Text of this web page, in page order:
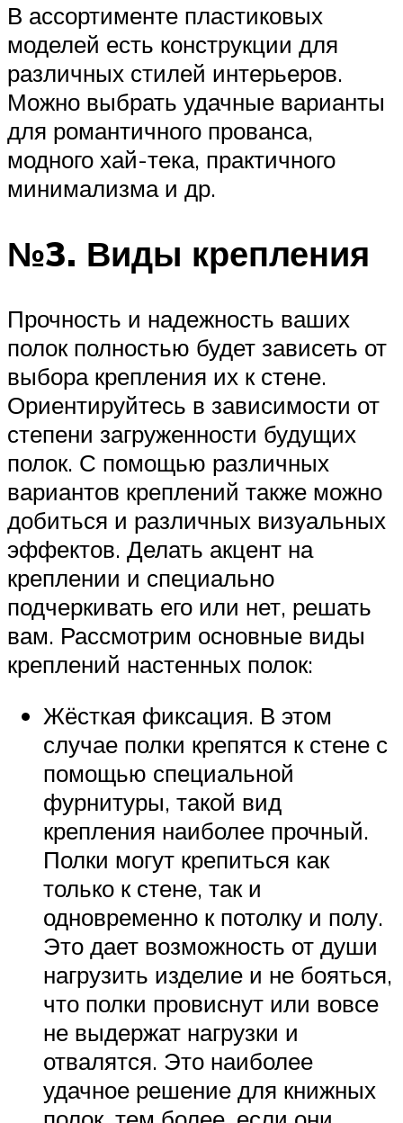
В ассортименте пластиковых
моделей есть конструкции для
различных стилей интерьеров.
Можно выбрать удачные варианты
для романтичного прованса,
модного хай-тека, практичного
минимализма и др.
№3. Виды крепления
Прочность и надежность ваших
полок полностью будет зависеть от
выбора крепления их к стене.
Ориентируйтесь в зависимости от
степени загруженности будущих
полок. С помощью различных
вариантов креплений также можно
добиться и различных визуальных
эффектов. Делать акцент на
креплении и специально
подчеркивать его или нет, решать
вам. Рассмотрим основные виды
креплений настенных полок:
Жёсткая фиксация. В этом
случае полки крепятся к стене с
помощью специальной
фурнитуры, такой вид
крепления наиболее прочный.
Полки могут крепиться как
только к стене, так и
одновременно к потолку и полу.
Это дает возможность от души
нагрузить изделие и не бояться,
что полки провиснут или вовсе
не выдержат нагрузки и
отвалятся. Это наиболее
удачное решение для книжных